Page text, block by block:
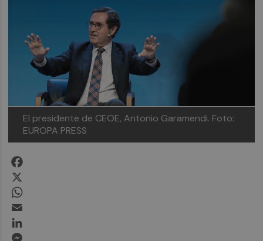
El presidente de CEOE, Antonio Garamendi. Foto:
EUROPA PRESS